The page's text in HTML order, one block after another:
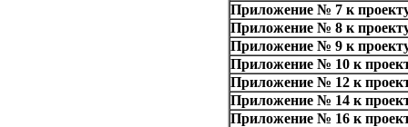
Приложение № 7 к
Приложение № 8 к
Приложение № 9 к
Приложение № 10 к
Приложение № 12 к
Приложение № 14 к
Приложение № 16 к